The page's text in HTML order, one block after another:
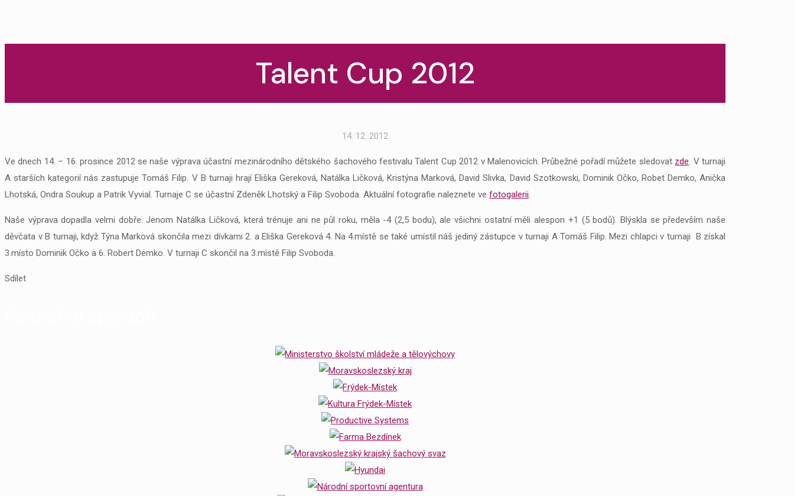
Talent Cup 2012
14. 12. 2012
Ve dnech 14. – 16. prosince 2012 se naše výprava účastní mezinárodního dětského šachového festivalu Talent Cup 2012 v Malenovicích. Průbežné pořadí můžete sledovat zde . V turnaji
A starších kategorií nás zastupuje Tomáš Filip. V B turnaji hrají Eliška Gereková, Natálka Ličková, Kristýna Marková, David Slivka, David Szotkowski, Dominik Očko, Robet Demko, Anička
Lhotská, Ondra Soukup a Patrik Vyvial. Turnaje C se účastní Zdeněk Lhotský a Filip Svoboda. Aktuální fotografie naleznete ve fotogalerii
Naše výprava dopadla velmi dobře. Jenom Natálka Ličková, která trénuje ani ne půl roku, měla -4 (2,5 bodu), ale všichni ostatní měli alespon +1 (5 bodů). Blýskla se především naše
děvčata v B turnaji, když Týna Marková skončila mezi dívkami 2. a Eliška Gereková 4. Na 4.místě se také umístil náš jediný zástupce v turnaji A Tomáš Filip. Mezi chlapci v turnaji B získal
3.místo Dominik Očko a 6. Robert Demko. V turnaji C skončil na 3.místě Filip Svoboda.
Sdílet